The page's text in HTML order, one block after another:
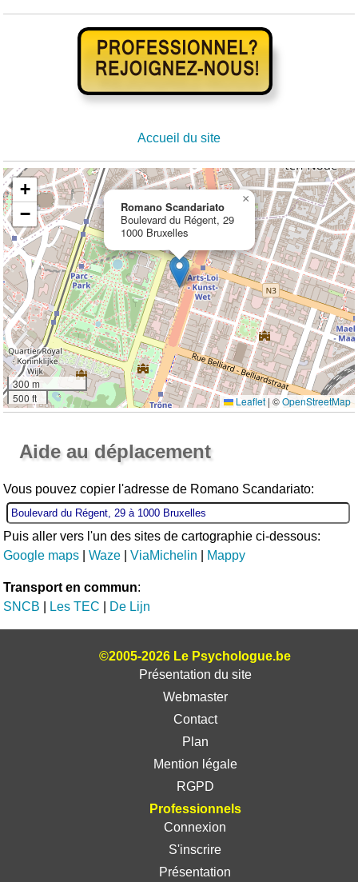
Accueil du site
Romano Scandariato
Boulevard du Régent, 29
1000 Bruxelles
×
+
−
300 m
500 ft
Leaflet | ©OpenStreetMap
Aide au déplacement
Vous pouvez copier l'adresse de Romano Scandariato:
Puis aller vers l'un des sites de cartographie ci-dessous:
Google maps |Waze |ViaMichelin Mappy
Transport en commun:
SNCB
Les TEC De Lijn
©2005-2026 Le Psychologue.be
Présentation du site
Webmaster
Contact
Plan
Mention légale
RGPD
Professionnels
Connexion
S'inscrire
Présentation